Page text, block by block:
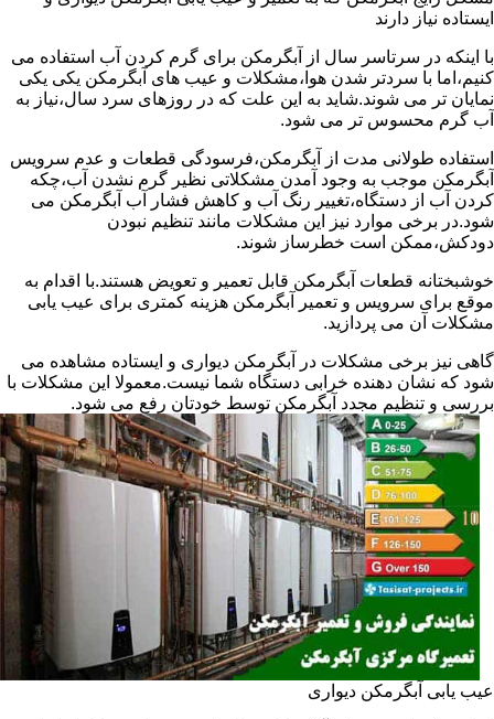
ایستاده نیاز دارند
با اینکه در سرتاسر سال از آبگرمکن برای گرم کردن آب استفاده می
کنیم،اما با سردتر شدن هوا،مشکلات و عیب های آبگرمکن یکی یکی
نمایان تر می شوند.شاید به این علت که در روزهای سرد سال،نیاز به
آب گرم محسوس تر می شود.
استفاده طولانی مدت از آبگرمکن،فرسودگی قطعات و عدم سرویس
آبگرمکن موجب به وجود آمدن مشکلاتی نظیر گرم نشدن آب،چکه
کردن آب از دستگاه،تغییر رنگ آب و کاهش فشار آب آبگرمکن می
شود.در برخی موارد نیز این مشکلات مانند تنظیم نبودن
دودکش،ممکن است خطرساز شوند.
خوشبختانه قطعات آبگرمکن قابل تعمیر و تعویض هستند.با اقدام به
موقع برای سرویس و تعمیر آبگرمکن هزینه کمتری برای عیب یابی
مشکلات آن می پردازید.
گاهی نیز برخی مشکلات در آبگرمکن دیواری و ایستاده مشاهده می
شود که نشان دهنده خرابی دستگاه شما نیست.معمولا این مشکلات با
بررسی و تنظیم مجدد آبگرمکن توسط خودتان رفع می شود.
عیب یابی آبگرمکن دیواری